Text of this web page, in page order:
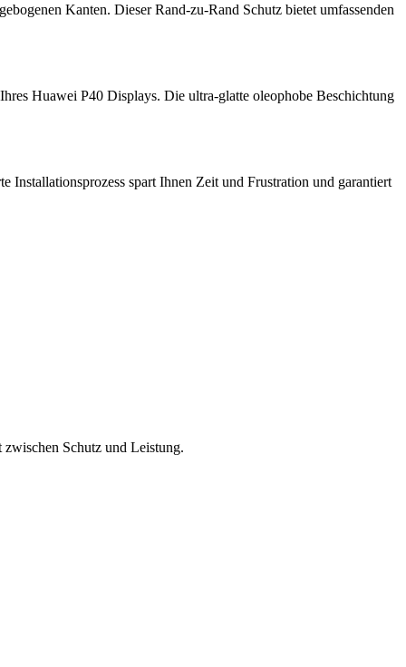
Kanten. Dieser Rand-zu-Rand Schutz bietet umfassenden
Huawei P40 Displays. Die ultra-glatte oleophobe Beschichtung
Installationsprozess spart Ihnen Zeit und Frustration und garantiert
Schutz und Leistung.